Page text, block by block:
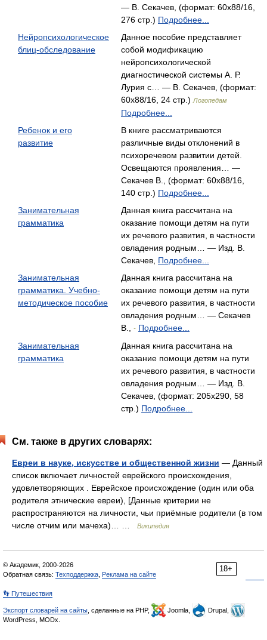
— В. Секачев, (формат: 60x88/16,
276 стр.) Подробнее...
Нейропсихологическое
блиц-обследование
Данное пособие представляет
собой модификацию
нейропсихологической
диагностической системы А. Р.
Лурия с… — В. Секачев, (формат:
60x88/16, 24 стр.) Логопедам
Подробнее...
Ребенок и его
развитие
В книге рассматриваются
различные виды отклонений в
психоречевом развитии детей.
Освещаются проявления… —
Секачев В., (формат: 60x88/16,
140 стр.) Подробнее...
Занимательная
грамматика
Данная книга рассчитана на
оказание помощи детям на пути
их речевого развития, в частности
овладения родным… — Изд. В.
Секачев, Подробнее...
Занимательная
грамматика. Учебно-
методическое пособие
Данная книга рассчитана на
оказание помощи детям на пути
их речевого развития, в частности
овладения родным… — Секачев
В.,
- Подробнее...
Занимательная
грамматика
Данная книга рассчитана на
оказание помощи детям на пути
их речевого развития, в частности
овладения родным… — Изд. В.
Секачев, (формат: 205x290, 58
стр.) Подробнее...
См. также в других словарях:
Евреи в науке, искусстве и общественной жизни — Данный
список включает личностей еврейского происхождения,
удовлетворяющих . Еврейское происхождение (один или оба
родителя этнические евреи), [Данные критерии не
распространяются на личности, чьи приёмные родители (в том
числе отчим или мачеха)… …
Википедия
18+
© Академик, 2000-2026
Обратная связь: Техподдержка Реклама на сайте
👣 Путешествия
Экспорт словарей на сайты , сделанные на PHP, Joomla,
Drupal,
WordPress, MODx.